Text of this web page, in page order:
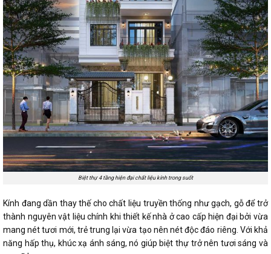
Biệt thự 4 tầng hiện đại chất liệu kính trong suốt
Kính đang dần thay thế cho chất liệu truyền thống như gạch, gỗ để trở
thành nguyên vật liệu chính khi thiết kế nhà ở cao cấp hiện đại bởi vừa
mang nét tươi mới, trẻ trung lại vừa tạo nên nét độc đáo riêng. Với khả
năng hấp thụ, khúc xạ ánh sáng, nó giúp biệt thự trở nên tươi sáng và